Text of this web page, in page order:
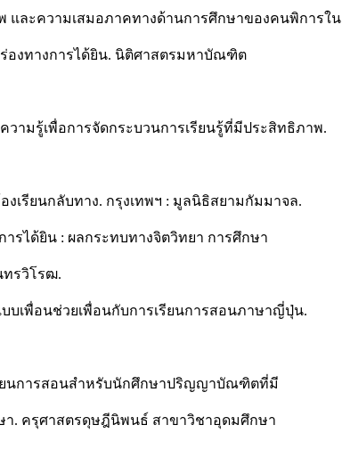
และความเสมอภาคทางด้านการศึกษาของคนพิการใน
งทางการได้ยิน. นิติศาสตรมหาบัณฑิต
ามรู้เพื่อการจัดกระบวนการเรียนรู้ที่มีประสิทธิภาพ.
เรียนกลับทาง. กรุงเทพฯ : มูลนิธิสยามกัมมาจล.
รได้ยิน : ผลกระทบทางจิตวิทยา การศึกษา
ทรวิโรฒ.
บบเพื่อนช่วยเพื่อนกับการเรียนการสอนภาษาญี่ปุ่น.
ยนการสอนสำหรับนักศึกษาปริญญาบัณฑิตที่มี
. ครุศาสตรดุษฎีนิพนธ์ สาขาวิชาอุดมศึกษา